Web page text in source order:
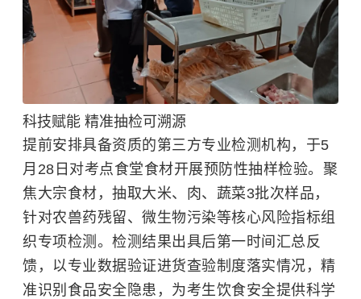
科技赋能 精准抽检可溯源
提前安排具备资质的第三方专业检测机构，于5
月28日对考点食堂食材开展预防性抽样检验。聚
焦大宗食材，抽取大米、肉、蔬菜3批次样品，
针对农兽药残留、微生物污染等核心风险指标组
织专项检测。检测结果出具后第一时间汇总反
馈，以专业数据验证进货查验制度落实情况，精
准识别食品安全隐患，为考生饮食安全提供科学